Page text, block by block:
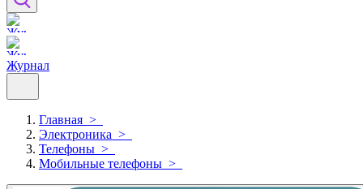
Журнал
Главная >
Электроника >
Телефоны >
Мобильные телефоны >